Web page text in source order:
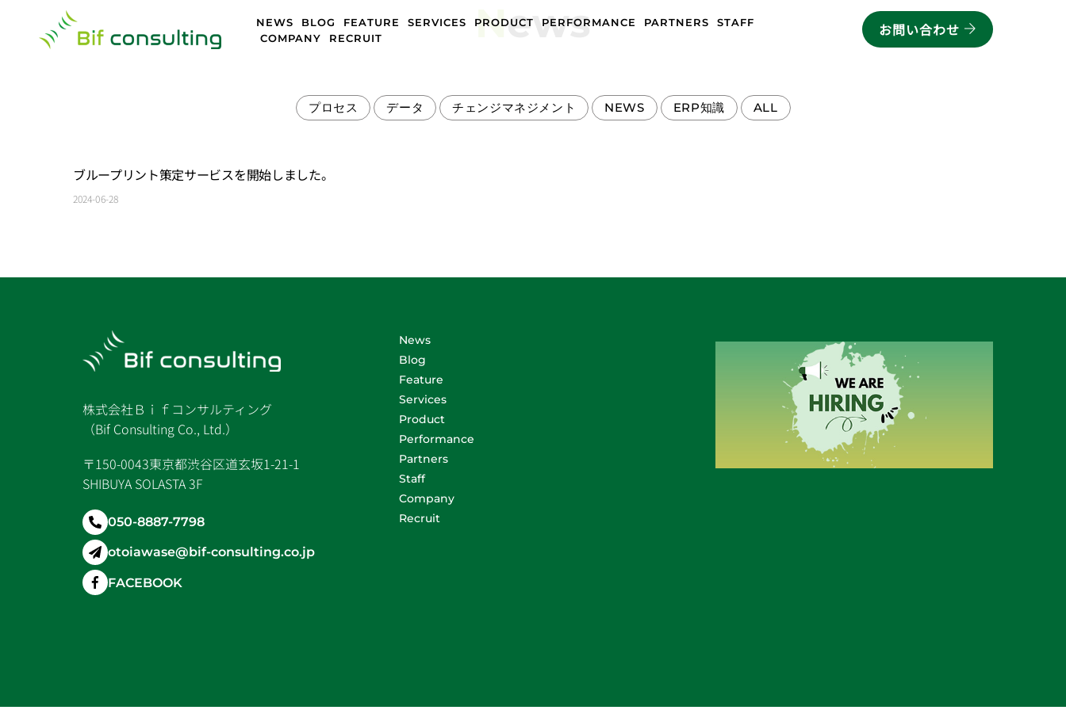
NEWS BLOG FEATURE SERVICES PRODUCT PERFORMANCE PARTNERS
STAFF
COMPANY
RECRUIT お問い合わせ
News
プロセス データ チェンジマネジメント NEWS ERP知識 ALL
ブループリント策定サービスを開始しました。
2024-06-28
株式会社Ｂｉｆコンサルティング
（Bif Consulting Co., Ltd.）
〒150-0043東京都渋谷区道玄坂1-21-1
SHIBUYA SOLASTA 3F
050-8887-7798
otoiawase@bif-consulting.co.jp
FACEBOOK
News
Blog
Feature
Services
Product
Performance
Partners
Staff
Company
Recruit